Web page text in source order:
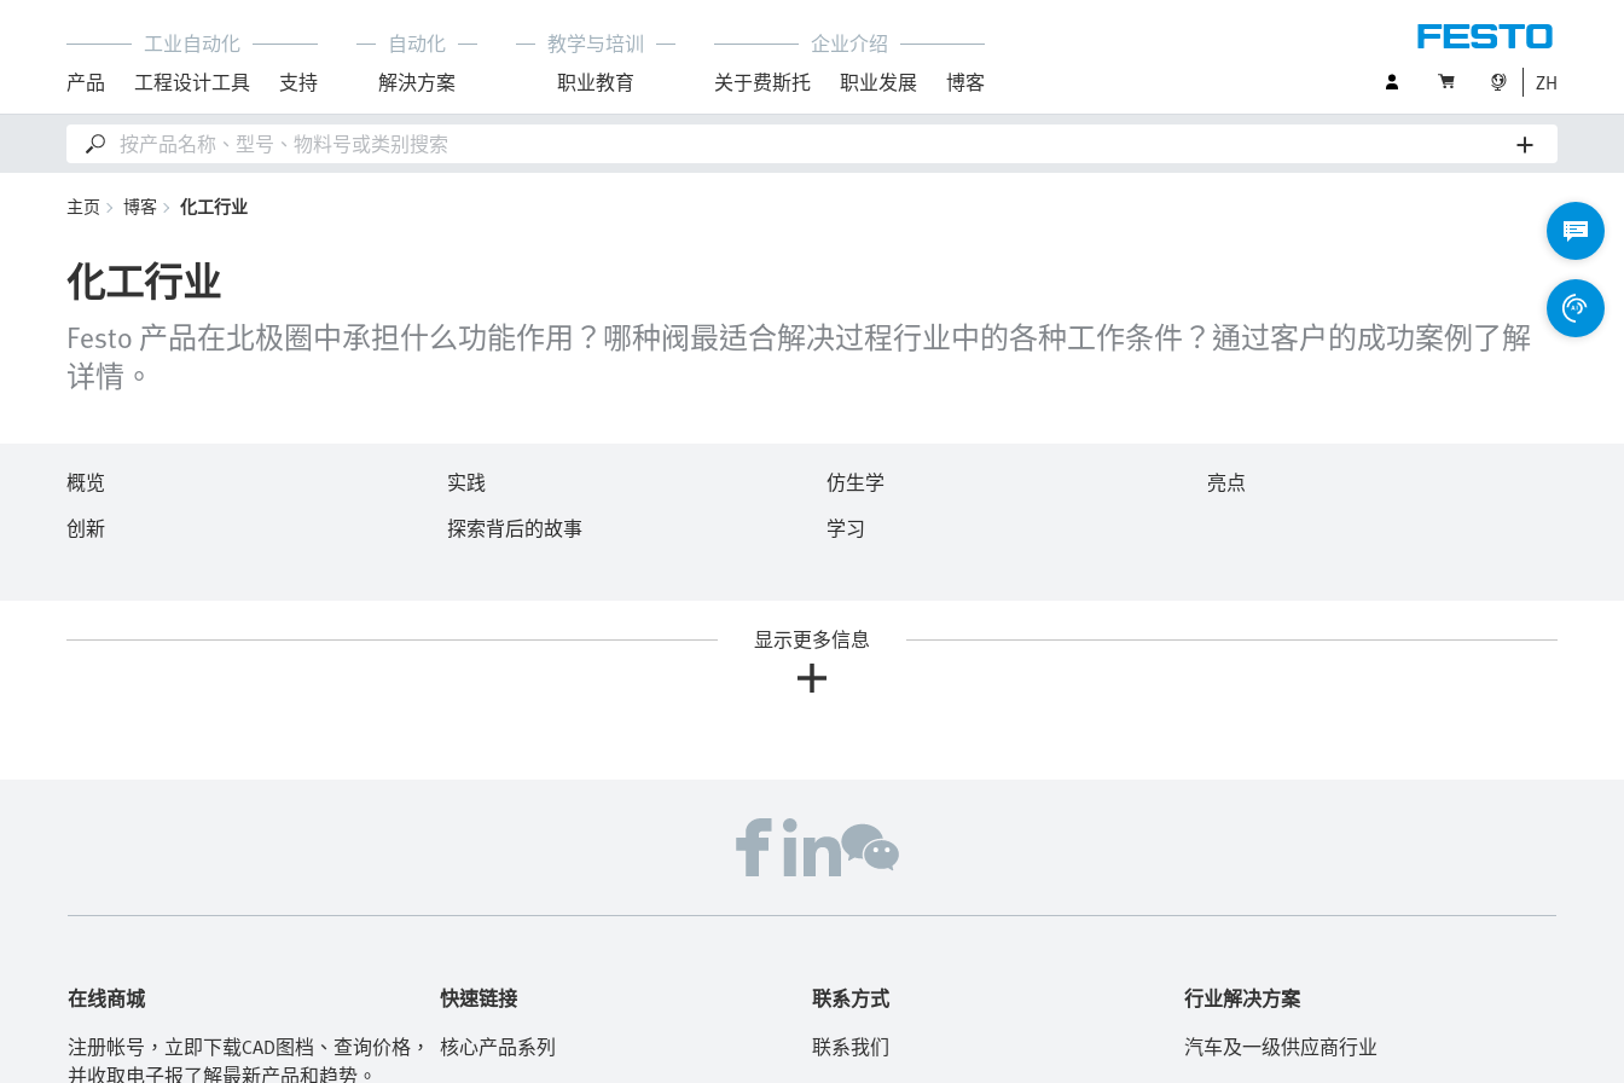
工业自动化
产品
工程设计工具 支持
自动化
解決方案
教学与培训
职业教育
企业介绍
关于费斯托
职业发展 博客 ZH
主页 博客 化工行业
化工行业
Festo 产品在北极圈中承担什么功能作用？哪种阀最适合解决过程行业中的各种工作条件？通过客户的成功案例了解
详情。
概览 实践 仿生学
亮点
创新
探索背后的故事 学习
显示更多信息
在线商城
注册帐号，立即下载CAD图档、查询价格，
并收取电子报了解最新产品和趋势。
快速链接
核心产品系列
联系方式
联系我们
行业解决方案
汽车及一级供应商行业